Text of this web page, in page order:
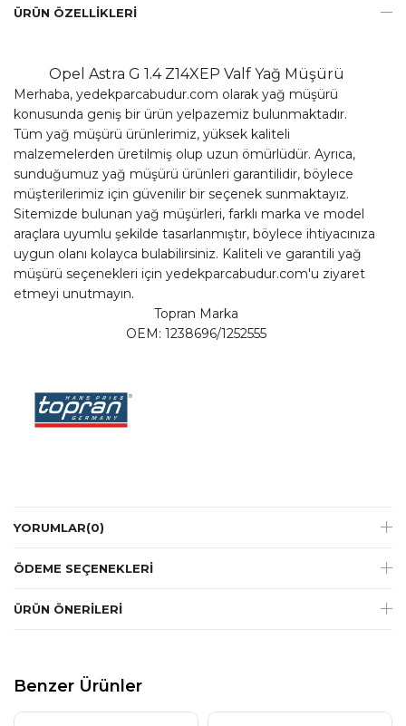
ÜRÜN ÖZELLIKLERI
Opel Astra G 1.4 Z14XEP Valf Yağ Müşürü
Merhaba, yedekparcabudur.com olarak yağ müşürü
konusunda geniş bir ürün yelpazemiz bulunmaktadır.
Tüm yağ müşürü ürünlerimiz, yüksek kaliteli
malzemelerden üretilmiş olup uzun ömürlüdür. Ayrıca,
sunduğumuz yağ müşürü ürünleri garantilidir, böylece
müşterilerimiz için güvenilir bir seçenek sunmaktayız.
Sitemizde bulunan yağ müşürleri, farklı marka ve model
araçlara uyumlu şekilde tasarlanmıştır, böylece ihtiyacınıza
uygun olanı kolayca bulabilirsiniz. Kaliteli ve garantili yağ
müşürü seçenekleri için yedekparcabudur.com'u ziyaret
etmeyi unutmayın.
Topran Marka
OEM: 1238696/1252555
YORUMLAR(0)
ÖDEME SEÇENEKLERI
ÜRÜN ÖNERILERI
Benzer Ürünler